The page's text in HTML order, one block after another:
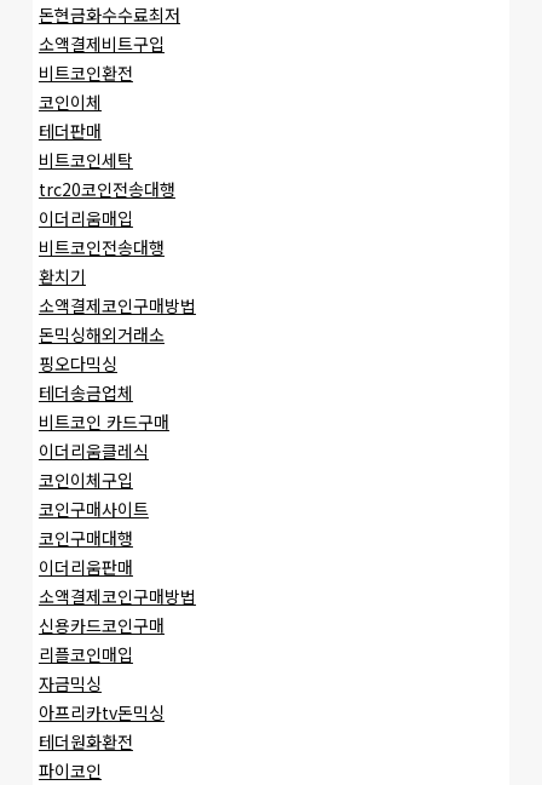
돈현금화수수료최저
소액결제비트구입
비트코인환전
코인이체
테더판매
비트코인세탁
trc20코인전송대행
이더리움매입
비트코인전송대행
환치기
소액결제코인구매방법
돈믹싱해외거래소
핑오다믹싱
테더송금업체
비트코인 카드구매
이더리움클레식
코인이체구입
코인구매사이트
코인구매대행
이더리움판매
소액결제코인구매방법
신용카드코인구매
리플코인매입
자금믹싱
아프리카tv돈믹싱
테더원화환전
파이코인